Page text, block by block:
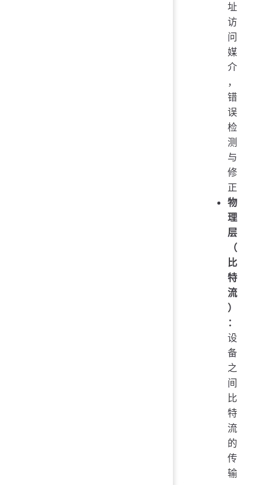
址
访
问
媒
介
，
错
误
检
测
与
修
正
物
理
层
（
比
特
流
）
：
设
备
之
间
比
特
流
的
传
输